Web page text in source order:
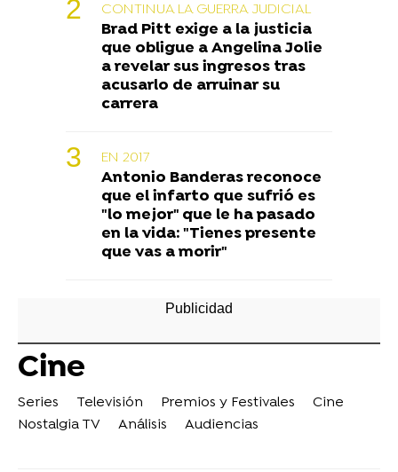
CONTINUA LA GUERRA JUDICIAL
Brad Pitt exige a la justicia
que obligue a Angelina Jolie
a revelar sus ingresos tras
acusarlo de arruinar su
carrera
EN 2017
Antonio Banderas reconoce
que el infarto que sufrió es
"lo mejor" que le ha pasado
en la vida: "Tienes presente
que vas a morir"
Cine
Series Televisión Premios y Festivales
Cine
Nostalgia TV
Análisis Audiencias